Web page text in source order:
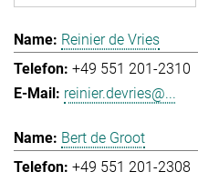
Reinier de Vries
+49 551 201-2310
reinier.devries@...
Bert de Groot
+49 551 201-2308